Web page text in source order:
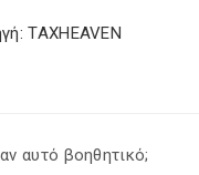
TAXHEAVEN
αυτό βοηθητικό;